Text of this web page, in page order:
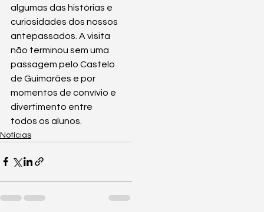
algumas das histórias e
curiosidades dos nossos
antepassados. A visita
não terminou sem uma
passagem pelo Castelo
de Guimarães e por
momentos de convívio e
divertimento entre
todos os alunos.
Notícias